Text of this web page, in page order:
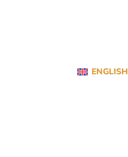
ENGLISH